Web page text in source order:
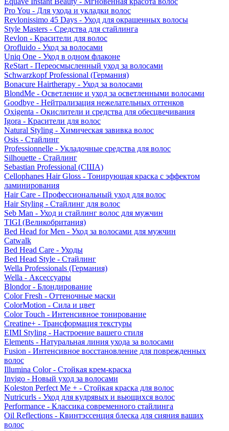
Pro You - Для ухода и укладки волос
Revlonissimo 45 Days - Уход для окрашенных волосы
Style Masters - Средства для стайлинга
Revlon - Красители для волос
Orofluido - Уход за волосами
Uniq One - Уход в одном флаконе
ReStart - Переосмысленный уход за волосами
Schwarzkopf Professional (Германия)
Bonacure Hairtherapy - Уход за волосами
BlondMe - Осветление и уход за осветленными волосами
Goodbye - Нейтрализация нежелательных оттенков
Oxigenta - Окислители и средства для обесцвечивания
Igora - Красители для волос
Natural Styling - Химическая завивка волос
Osis - Стайлинг
Professionnelle - Укладочные средства для волос
Silhouette - Стайлинг
Sebastian Professional (США)
Cellophanes Hair Gloss - Тонирующая краска с эффектом
ламинирования
Hair Care - Профессиональный уход для волос
Hair Styling - Стайлинг для волос
Seb Man - Уход и стайлинг волос для мужчин
TIGI (Великобритания)
Bed Head for Men - Уход за волосами для мужчин
Catwalk
Bed Head Care - Уходы
Bed Head Style - Стайлинг
Wella Professionals (Германия)
Wella - Аксессуары
Blondor - Блондирование
Color Fresh - Оттеночные маски
ColorMotion - Сила и цвет
Color Touch - Интенсивное тонирование
Creatine+ - Трансформация текстуры
EIMI Styling - Настроение вашего стиля
Elements - Натуральная линия ухода за волосами
Fusion - Интенсивное восстановление для поврежденных
волос
Illumina Color - Стойкая крем-краска
Invigo - Новый уход за волосами
Koleston Perfect Me + - Стойкая краска для волос
Nutricurls - Уход для кудрявых и вьющихся волос
Performance - Классика современного стайлинга
Oil Reflections - Квинтэссенция блеска для сияния ваших
волос